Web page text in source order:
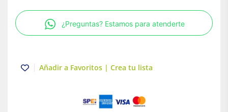
GU10
50W
Negro
¿Preguntas? Estamos para atenderte
Añadir a Favoritos | Crea tu lista